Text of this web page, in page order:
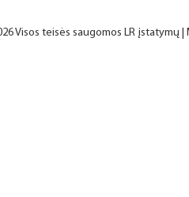
Visos teisės saugomos LR įstatymų